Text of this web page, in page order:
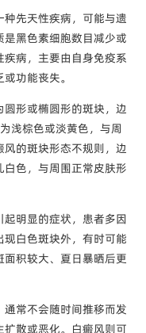
先天性疾病，可能与遗
黑色素细胞数目减少或
病，主要由自身免疫系
功能丧失。
形或椭圆形的斑块，边
浅棕色或淡黄色，与周
的斑块形态不规则，边
色，与周围正常皮肤形
明显的症状，患者多因
白色斑块外，有时可能
积较大、夏日暴晒后更
常不会随时间推移而发
散或恶化。白癜风则可